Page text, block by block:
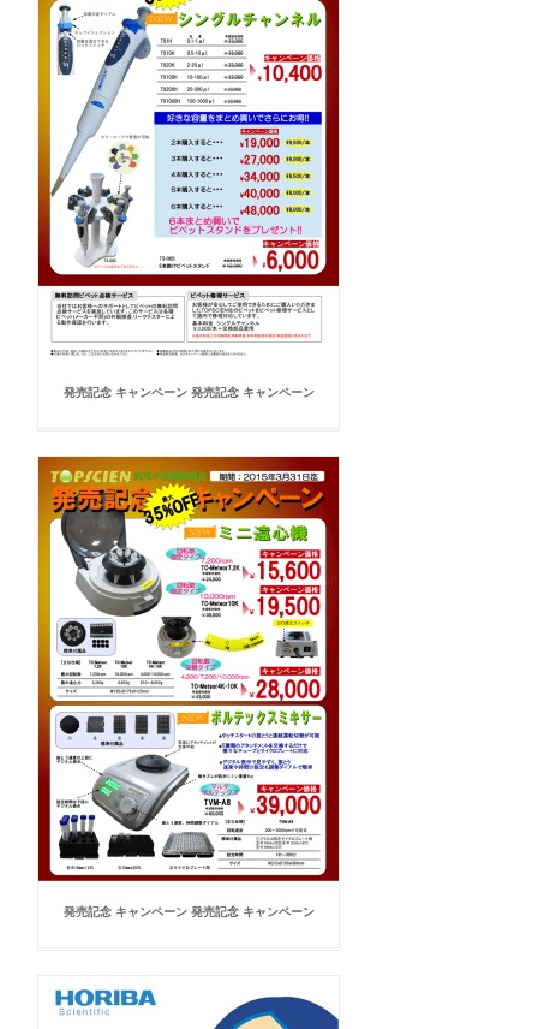
発売記念 キャンペーン 発売記念 キャンペーン
発売記念 キャンペーン 発売記念 キャンペーン